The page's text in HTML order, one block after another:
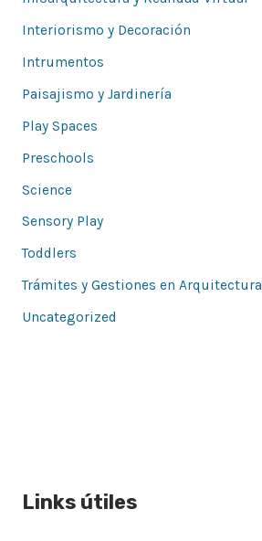
Interiorismo y Decoración
Intrumentos
Paisajismo y Jardinería
Play Spaces
Preschools
Science
Sensory Play
Toddlers
Trámites y Gestiones en Arquitectura
Uncategorized
Links útiles